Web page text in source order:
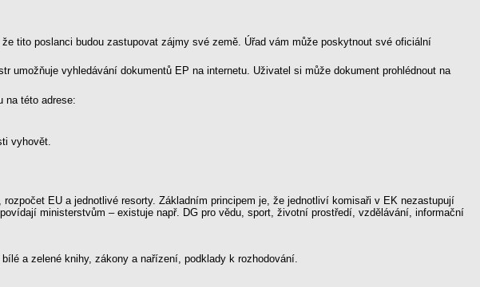
tito poslanci budou zastupovat zájmy své země. Úřad vám může poskytnout své oficiální
umožňuje vyhledávání dokumentů EP na internetu. Uživatel si může dokument prohlédnout na
na této adrese:
vyhovět.
EU a jednotlivé resorty. Základním principem je, že jednotliví komisaři v EK nezastupují
ministerstvům – existuje např. DG pro vědu, sport, životní prostředí, vzdělávání, informační
a zelené knihy, zákony a nařízení, podklady k rozhodování.